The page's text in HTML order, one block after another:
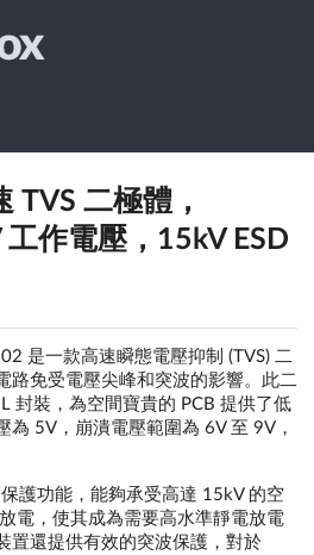
TVS 二極體，
作電壓，15kV ESD
是一款高速瞬態電壓抑制 (TVS) 二
路免受電壓尖峰和突波的影響。此二
封裝，為空間寶貴的 PCB 提供了低
為 5V，崩潰電壓範圍為 6V 至 9V，
護功能，能夠承受高達 15kV 的空
電，使其成為需要高水準靜電放電
置還提供有效的突波保護，對於